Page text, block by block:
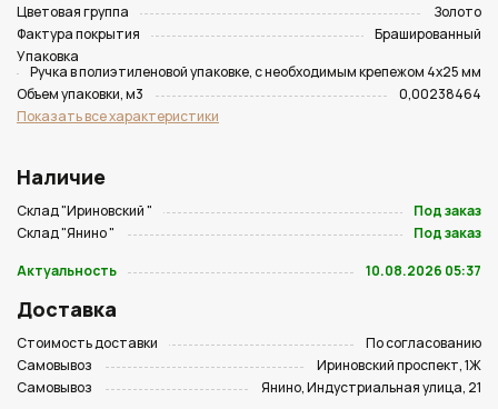
Цветовая группа
Золото
Фактура покрытия
Брашированный
Упаковка
Ручка в полиэтиленовой упаковке, с необходимым крепежом 4х25 мм
Объем упаковки, м3
0,00238464
Показать все характеристики
Наличие
Склад "Ириновский "
Под заказ
Склад "Янино "
Под заказ
Актуальность
10.08.2026 05:37
Доставка
Стоимость доставки
По согласованию
Самовывоз
Ириновский проспект, 1Ж
Самовывоз
Янино, Индустриальная улица, 21